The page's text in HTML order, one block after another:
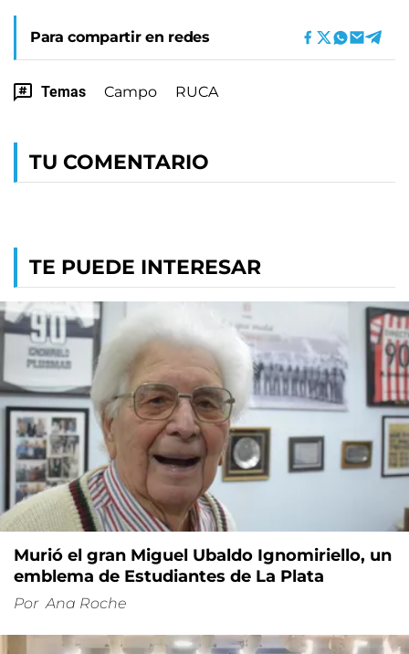
Para compartir en redes
Temas Campo RUCA
TU COMENTARIO
TE PUEDE INTERESAR
Murió el gran Miguel Ubaldo Ignomiriello, un
emblema de Estudiantes de La Plata
Por Ana Roche